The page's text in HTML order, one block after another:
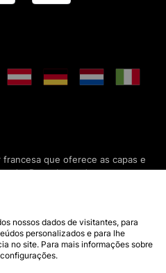
francesa que oferece as capas e
Descubra todas as nossas
de ecrã e acessórios
ou relógio conectado.
todos os dias para lhe
Mais de 600.000 clientes
confiam na Dealy. Se tiver
está disponível 7 dias por
nossos dados de visitantes, para
personalizados e para lhe
no site. Para mais informações sobre